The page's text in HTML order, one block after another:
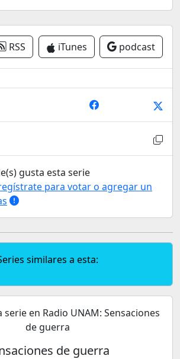
RSS iTunes podcast
gusta esta serie
para votar o agregar un
similares a esta:
de guerra